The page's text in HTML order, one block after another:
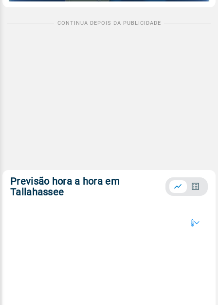
Previsão hora a hora em
Tallahassee